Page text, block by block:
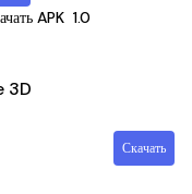
APK 1.0
3D
Скачать